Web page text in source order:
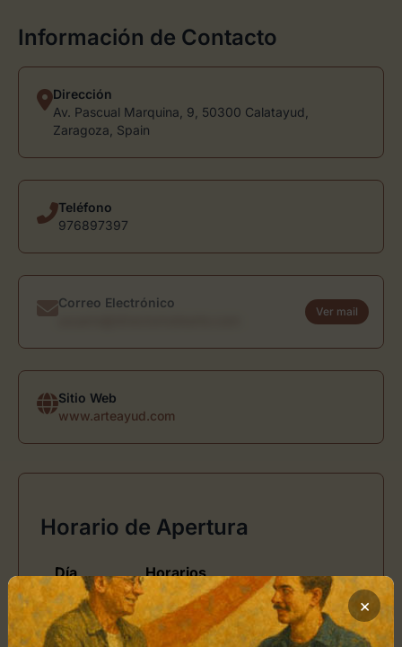
Información de Contacto
Dirección
Av. Pascual Marquina, 9, 50300 Calatayud,
Zaragoza, Spain
Teléfono
976897397
Correo Electrónico
Ver mail
Sitio Web
www.arteayud.com
Horario de Apertura
Día Horarios
Lunes
de 10:00 - 13:00, y de 16:30
- 19:30
×